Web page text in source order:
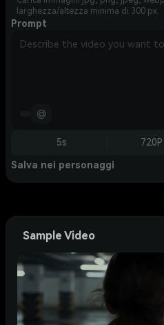
larghezza/altezza minima di 300 px.
Prompt
@
5s 720P
Salva nei personaggi
Sample Video